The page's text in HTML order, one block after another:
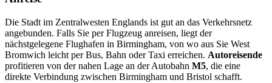
Die Stadt im Zentralwesten Englands ist gut an das Verkehrsnetz
angebunden. Falls Sie per Flugzeug anreisen, liegt der
nächstgelegene Flughafen in Birmingham, von wo aus Sie West
Bromwich leicht per Bus, Bahn oder Taxi erreichen. Autoreisende
profitieren von der nahen Lage an der Autobahn M5, die eine
direkte Verbindung zwischen Birmingham und Bristol schafft.